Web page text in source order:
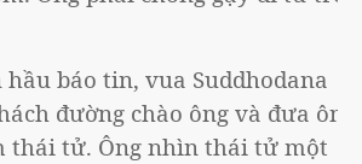
báo tin, vua Suddhodana
đường chào ông và đưa ông
thái tử. Ông nhìn thái tử một